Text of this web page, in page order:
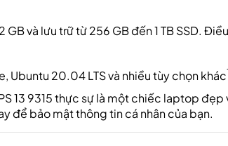
GB và lưu trữ từ 256 GB đến 1 TB SSD.
Ubuntu 20.04 LTS và nhiều tùy chọn khác
13 9315 thực sự là một chiếc laptop đẹp
để bảo mật thông tin cá nhân của bạn.